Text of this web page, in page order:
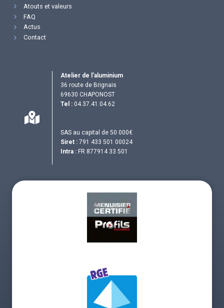
Atouts et valeurs
FAQ
Actus
Contact
Atelier de l’aluminium
36 route de Brignais
69630 CHAPONOST
Tel : 04.37.41.04.62
SAS au capital de 50 000€
Siret : 791 433 501 00024
Intra : FR 877914 33 501